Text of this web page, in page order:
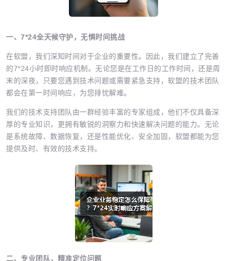
一、7*24全天候守护，无惧时间挑战
在软盟，我们深知时间对于企业的重要性。因此，我们建立了完善
的7*24小时即时响应机制。无论您是在工作日的工作时间，还是周
末的深夜，只要您遇到技术问题或需要紧急支持，软盟的技术团队
都会在第一时间响应，为您排忧解难。
我们的技术支持团队由一群经验丰富的专家组成，他们不仅具备深
厚的专业知识，更拥有敏锐的洞察力和快速解决问题的能力。无论
是系统故障、数据恢复，还是性能优化、安全加固，软盟都能为您
提供及时、有效的技术支持。
二、专业团队，精准定位问题